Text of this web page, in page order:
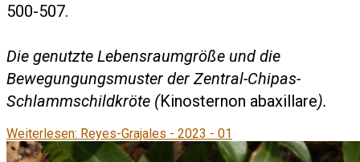
500-507.
Die genutzte Lebensraumgröße und die
Bewegungungsmuster der Zentral-Chipas-
Schlammschildkröte (Kinosternon abaxillare).
Weiterlesen: Reyes-Grajales - 2023 - 01